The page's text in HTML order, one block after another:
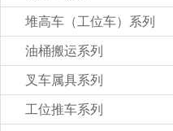
堆高车（工位车）系列
油桶搬运系列
叉车属具系列
工位推车系列